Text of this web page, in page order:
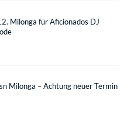
Milonga für Aficionados DJ
Milonga – Achtung neuer Termin